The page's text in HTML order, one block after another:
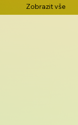
Zobrazit vše